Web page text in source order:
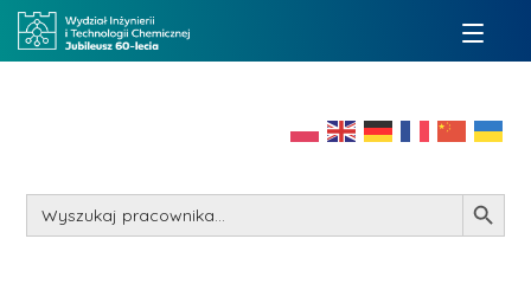
Search
for:
Search Button